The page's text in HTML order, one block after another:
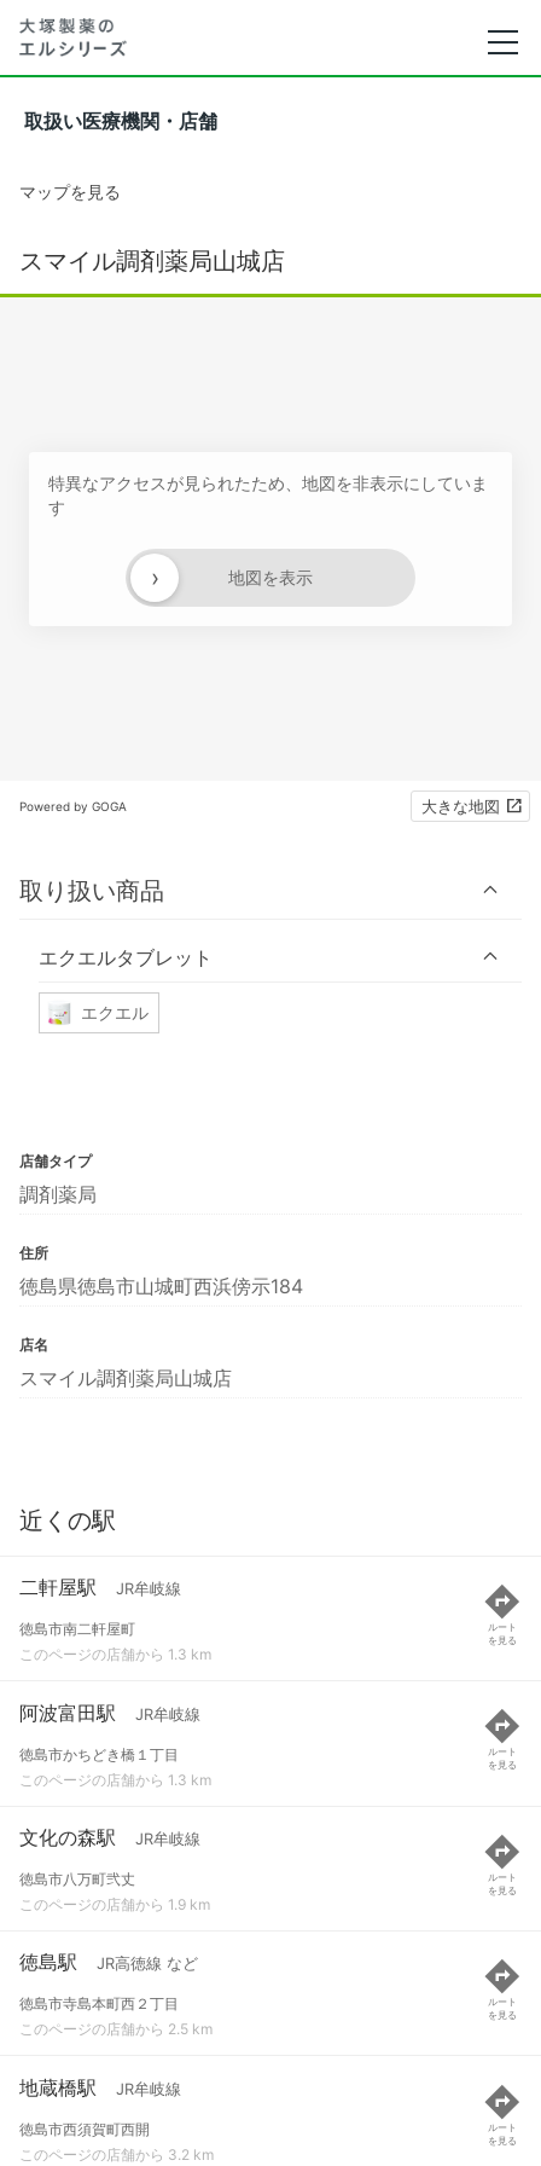
取扱い医療機関・店舗
マップを見る
スマイル調剤薬局山城店
特異なアクセスが見られたため、地図を非表示にしていま
す
地図を表示
›
Powered by GOGA 大きな地図
取り扱い商品
エクエルタブレット
エクエル
店舗タイプ
調剤薬局
住所
徳島県徳島市山城町西浜傍示184
店名
スマイル調剤薬局山城店
近くの駅
二軒屋駅 JR牟岐線
徳島市南二軒屋町
このページの店舗から 1.3 km
ルート
を見る
阿波富田駅 JR牟岐線
徳島市かちどき橋１丁目
このページの店舗から 1.3 km
ルート
を見る
文化の森駅 JR牟岐線
徳島市八万町弐丈
このページの店舗から 1.9 km
ルート
を見る
徳島駅 JR高徳線 など
徳島市寺島本町西２丁目
このページの店舗から 2.5 km
ルート
を見る
地蔵橋駅 JR牟岐線
徳島市西須賀町西開
このページの店舗から 3.2 km
ルート
を見る